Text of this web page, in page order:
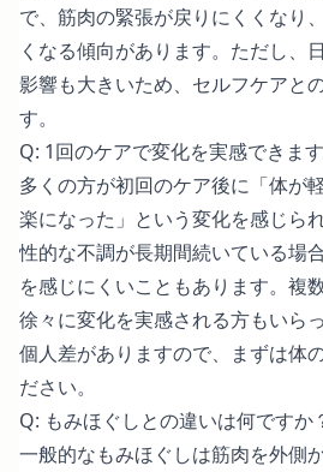
で、筋肉の緊張が戻りにくくなり
くなる傾向があります。ただし、
影響も大きいため、セルフケアと
す。
Q: 1回のケアで変化を実感できま
多くの方が初回のケア後に「体が
楽になった」という変化を感じら
性的な不調が長期間続いている場
を感じにくいこともあります。複
徐々に変化を実感される方もいら
個人差がありますので、まずは体
ださい。
Q: もみほぐしとの違いは何ですか
一般的なもみほぐしは筋肉を外側